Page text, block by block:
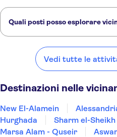
Quali posti posso esplorare
New El-Alamein Alessandria Il
Vedi tutte le
Destinazioni nelle
New El-Alamein
Hurghada
Sharm el-Sheikh
Marsa Alam - Quseir